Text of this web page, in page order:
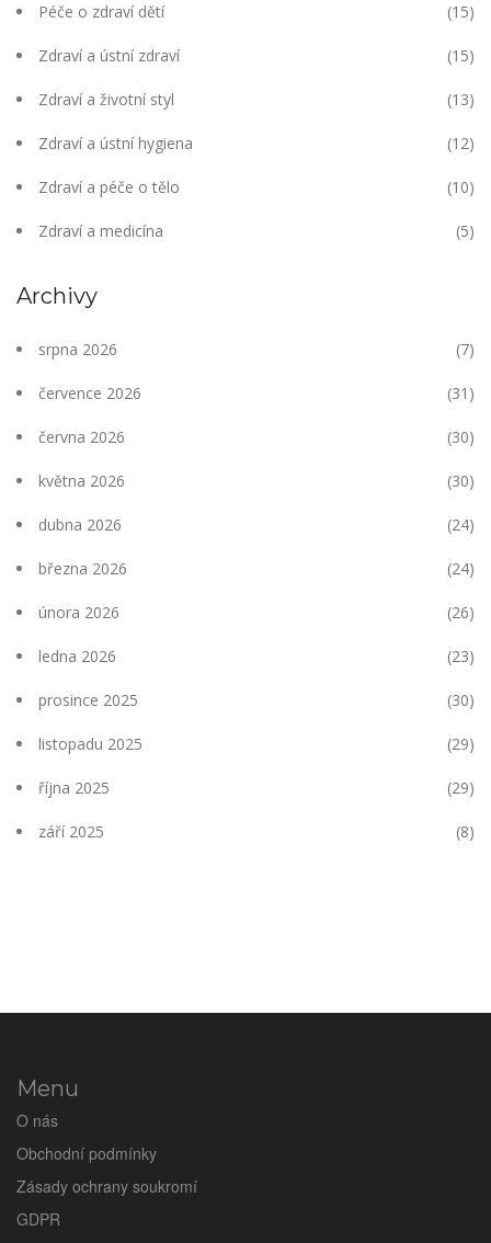
Péče o zdraví dětí (15)
Zdraví a ústní zdraví (15)
Zdraví a životní styl (13)
Zdraví a ústní hygiena (12)
Zdraví a péče o tělo (10)
Zdraví a medicína (5)
Archivy
srpna 2026 (7)
července 2026 (31)
června 2026 (30)
května 2026 (30)
dubna 2026 (24)
března 2026 (24)
února 2026 (26)
ledna 2026 (23)
prosince 2025 (30)
listopadu 2025 (29)
října 2025 (29)
září 2025 (8)
Menu
O nás
Obchodní podmínky
Zásady ochrany soukromí
GDPR